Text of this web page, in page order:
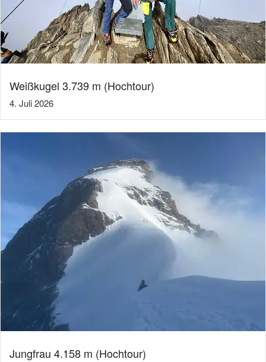
Weißkugel 3.739 m (Hochtour)
4. Juli 2026
Jungfrau 4.158 m (Hochtour)